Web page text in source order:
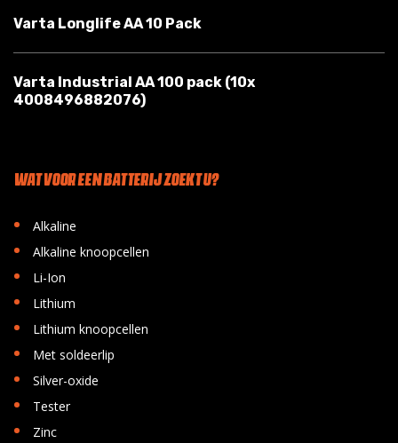
Varta Longlife AA 10 Pack
Varta Industrial AA 100 pack (10x
4008496882076)
WAT VOOR EEN BATTERIJ ZOEKT U?
• Alkaline
• Alkaline knoopcellen
• Li-Ion
• Lithium
• Lithium knoopcellen
• Met soldeerlip
• Silver-oxide
• Tester
• Zinc